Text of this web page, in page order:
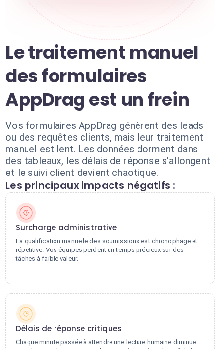
Le traitement manuel
des formulaires
AppDrag est un frein
Vos formulaires AppDrag génèrent des leads
ou des requêtes clients, mais leur traitement
manuel est lent. Les données dorment dans
des tableaux, les délais de réponse s'allongent
et le suivi client devient chaotique.
Les principaux impacts négatifs :
Surcharge administrative
La qualification manuelle des soumissions est chronophage et
répétitive. Vos équipes perdent un temps précieux sur des
tâches à faible valeur.
Délais de réponse critiques
Chaque minute passée à attendre une lecture humaine diminue